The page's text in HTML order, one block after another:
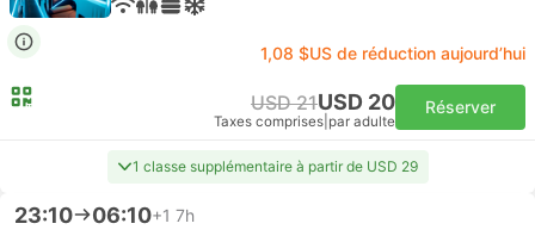
1,08 $US de réduction aujourd’hui
USD 21USD 20
Taxes comprises par adulte
Réserver
1 classe supplémentaire à partir de USD 29
23:10 06:10+1 7h